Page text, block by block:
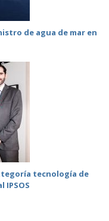
de agua de mar en
tecnología de
IPSOS